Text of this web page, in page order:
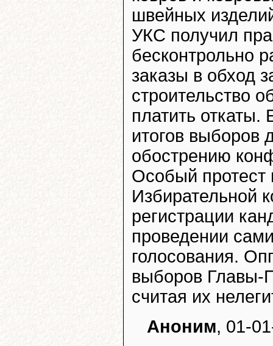
швейных
УКС получил
бесконтрольно
заказы в обход
строительство
платить
итогов выборов
обострению
Особый
Избирательной
регистрации
проведении
голосования.
выборов Главы-
считая их
Аноним, 01-